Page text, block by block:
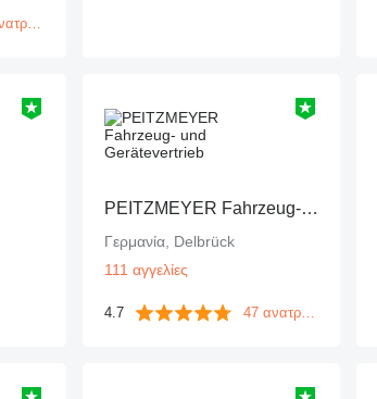
61 ανατροφοδοτήσεις
PEITZMEYER Fahrzeug- und Gerätevertrieb
Γερμανία, Delbrück
111 αγγελίες
4.7 47 ανατροφοδοτήσεις